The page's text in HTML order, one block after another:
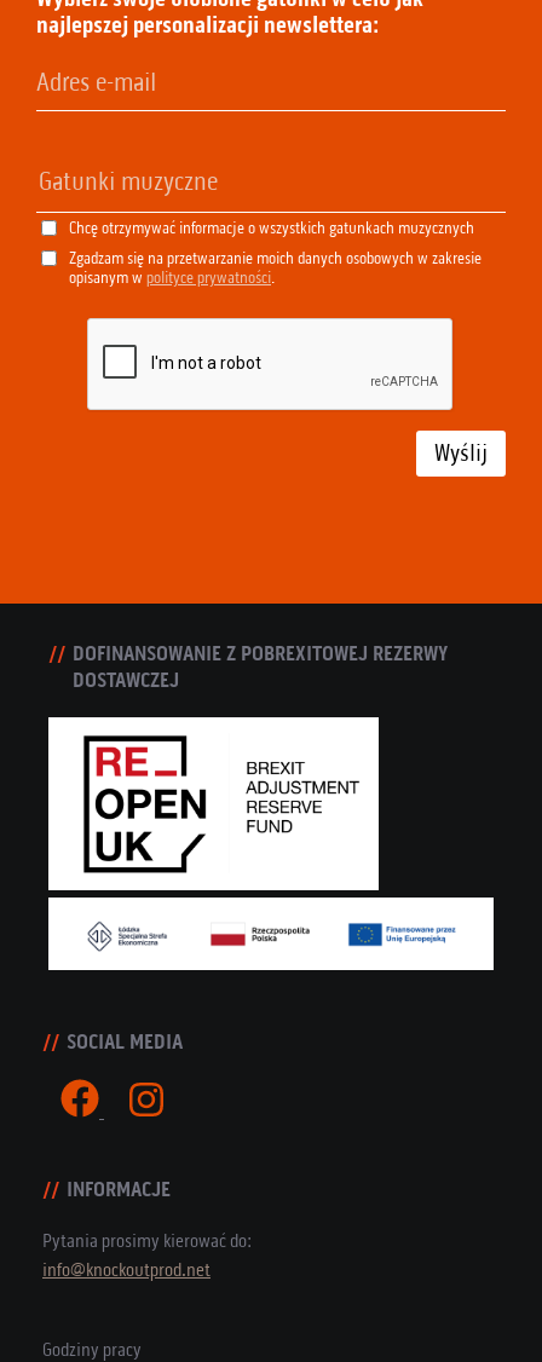
najlepszej personalizacji newslettera:
Chcę otrzymywać informacje o wszystkich gatunkach muzycznych
Zgadzam się na przetwarzanie moich danych osobowych w zakresie
opisanym w polityce prywatności.
Wyślij
DOFINANSOWANIE Z POBREXITOWEJ REZERWY
DOSTAWCZEJ
SOCIAL MEDIA
INFORMACJE
Pytania prosimy kierować do:
info@knockoutprod.net
Godziny pracy